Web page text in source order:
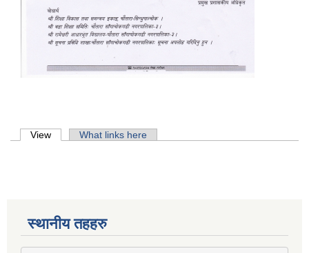
Primary tabs
View (active tab)What links here
स्थानीय तहहरु